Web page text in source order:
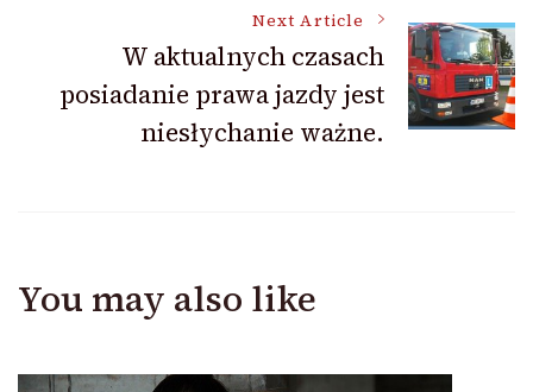
Next Article
W aktualnych czasach
posiadanie prawa jazdy jest
niesłychanie ważne.
You may also like